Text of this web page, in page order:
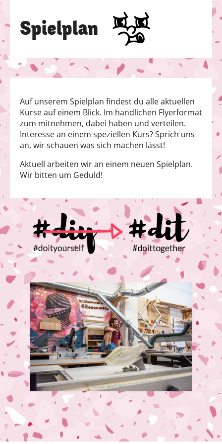
Spielplan
Auf unserem Spielplan findest du alle aktuellen
Kurse auf einem Blick. Im handlichen Flyerformat
zum mitnehmen, dabei haben und verteilen.
Interesse an einem speziellen Kurs? Sprich uns
an, wir schauen was sich machen lässt!
Aktuell arbeiten wir an einem neuen Spielplan.
Wir bitten um Geduld!